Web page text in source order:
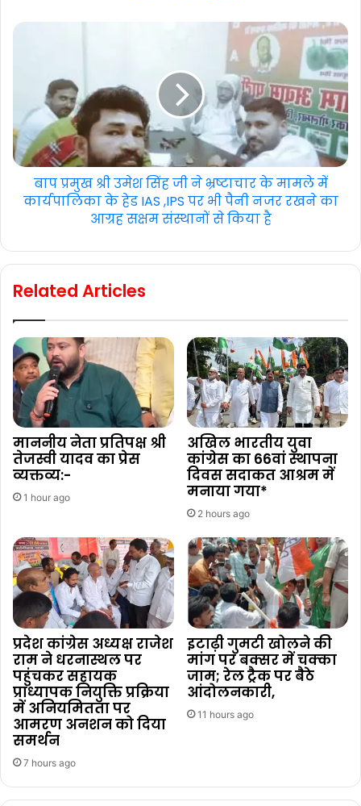
बाप प्रमुख श्री उमेश सिंह जी ने भ्रष्टाचार के मामले में
कार्यपालिका के हेड IAS ,IPS पर भी पैनी नजर रखने का
आग्रह सक्षम संस्थानों से किया है
Related Articles
माननीय नेता प्रतिपक्ष श्री
तेजस्वी यादव का प्रेस
व्यक्तव्य:-
1 hour ago
अखिल भारतीय युवा
कांग्रेस का 66वां स्थापना
दिवस सदाकत आश्रम में
मनाया गया*
2 hours ago
प्रदेश कांग्रेस अध्यक्ष राजेश
राम ने धरनास्थल पर
पहुंचकर सहायक
प्राध्यापक नियुक्ति प्रक्रिया
में अनियमितता पर
आमरण अनशन को दिया
समर्थन
7 hours ago
इटाढ़ी गुमटी खोलने की
मांग पर बक्सर में चक्का
जाम; रेल ट्रैक पर बैठे
आंदोलनकारी,
11 hours ago